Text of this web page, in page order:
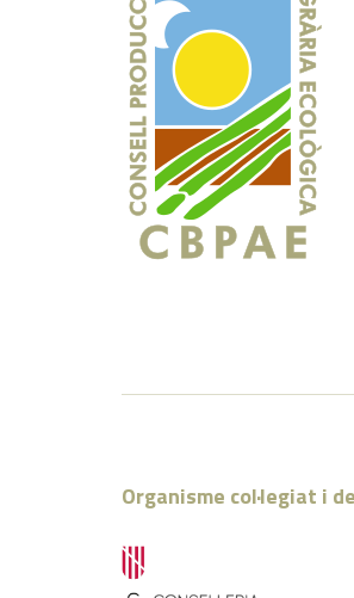
Organisme col·legiat i